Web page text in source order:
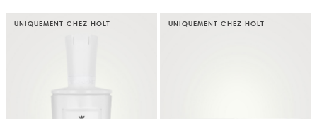
UNIQUEMENT CHEZ HOLT UNIQUEMENT CHEZ HOLT